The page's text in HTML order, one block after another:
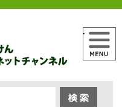
メニュー